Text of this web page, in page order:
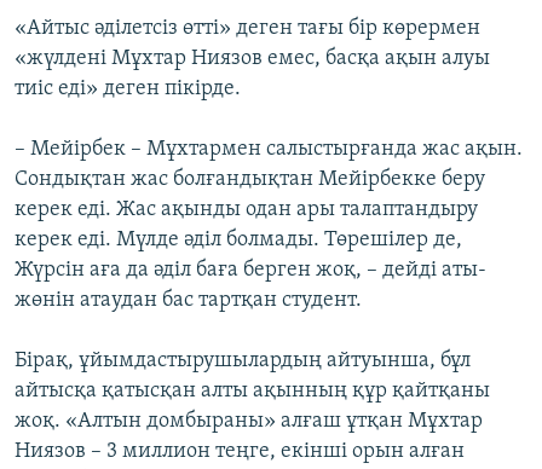
«Айтыс әділетсіз өтті» деген тағы бір көрермен
«жүлдені Мұхтар Ниязов емес, басқа ақын алуы
тиіс еді» деген пікірде.
– Мейірбек – Мұхтармен салыстырғанда жас ақын.
Сондықтан жас болғандықтан Мейірбекке беру
керек еді. Жас ақынды одан ары талаптандыру
керек еді. Мүлде әділ болмады. Төрешілер де,
Жүрсін аға да әділ баға берген жоқ, – дейді аты-
жөнін атаудан бас тартқан студент.
Бірақ, ұйымдастырушылардың айтуынша, бұл
айтысқа қатысқан алты ақынның құр қайтқаны
жоқ. «Алтын домбыраны» алғаш ұтқан Мұхтар
Ниязов – 3 миллион теңге, екінші орын алған